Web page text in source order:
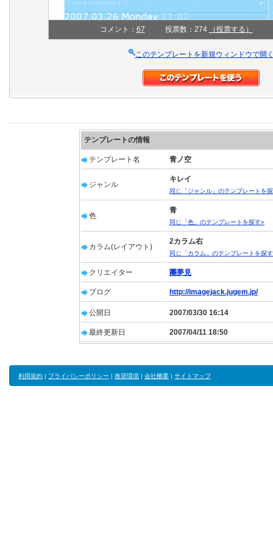
コメント： 67 投票数：274 （投票する）
このテンプレートを新規ウィンドウで開
テンプレートの情報
テンプレート名 青ノ空
ジャンル
キレイ
同じ「ジャンル」のテンプレートを
色
青
同じ「色」のテンプレートを探す»
カラム(レイアウト)
2カラム右
同じ「カラム」のテンプレートを探
クリエイター 團夢見
ブログ http://imagejack.jugem.jp/
公開日 2007/03/30 16:14
最終更新日 2007/04/11 18:50
利用規約 | プライバシーポリシー | 推奨環境 | 会社概要 | サイトマップ